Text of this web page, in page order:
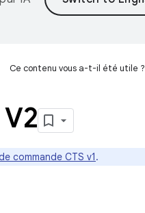
Ce contenu vous a-t-il été utile ?
commande CTS v1.